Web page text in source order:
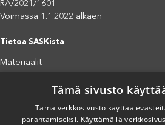
RA/2021/1601
Voimassa 1.1.2022 alkaen
Tietoa SASKista
Materiaalit
Jäsenjärjestöt
Saavutettavuusseloste
Tietosuojaseloste
Tämä sivusto
Tämä verkkosivusto käyttää
parantamiseksi. Käyttämällä